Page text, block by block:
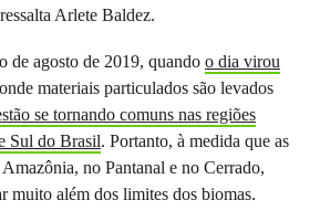
Arlete Baldez.
de agosto de 2019, quando o dia virou
materiais particulados são levados
se tornando comuns nas regiões
Sul do Brasil. Portanto, à medida que as
no Pantanal e no Cerrado,
muito além dos limites dos biomas.